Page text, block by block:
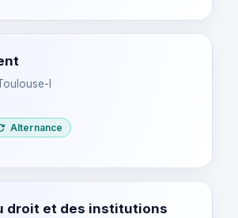
I
Alternance
droit et des institutions